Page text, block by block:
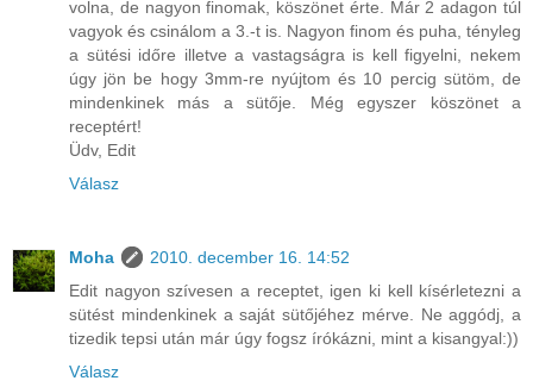
volna, de nagyon finomak, köszönet érte. Már 2 adagon túl
vagyok és csinálom a 3.-t is. Nagyon finom és puha, tényleg
a sütési időre illetve a vastagságra is kell figyelni, nekem
úgy jön be hogy 3mm-re nyújtom és 10 percig sütöm, de
mindenkinek más a sütője. Még egyszer köszönet a
receptért!
Üdv, Edit
Válasz
Moha
2010. december 16. 14:52
Edit nagyon szívesen a receptet, igen ki kell kísérletezni a
sütést mindenkinek a saját sütőjéhez mérve. Ne aggódj, a
tizedik tepsi után már úgy fogsz írókázni, mint a kisangyal:))
Válasz